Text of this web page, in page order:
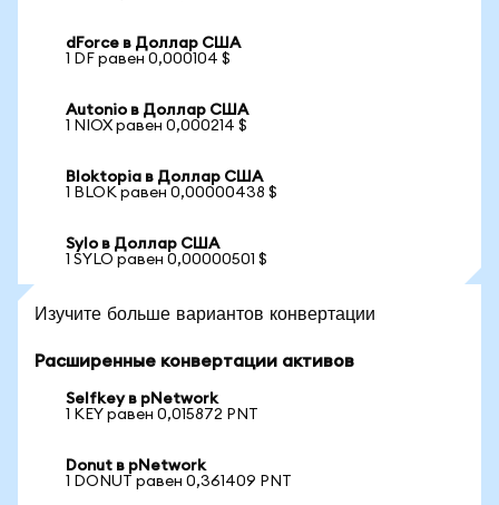
dForce в Доллар США
1 DF равен 0,000104 $
Autonio в Доллар США
1 NIOX равен 0,000214 $
Bloktopia в Доллар США
1 BLOK равен 0,00000438 $
Sylo в Доллар США
1 SYLO равен 0,00000501 $
Изучите больше вариантов конвертации
Расширенные конвертации активов
Selfkey в pNetwork
1 KEY равен 0,015872 PNT
Donut в pNetwork
1 DONUT равен 0,361409 PNT